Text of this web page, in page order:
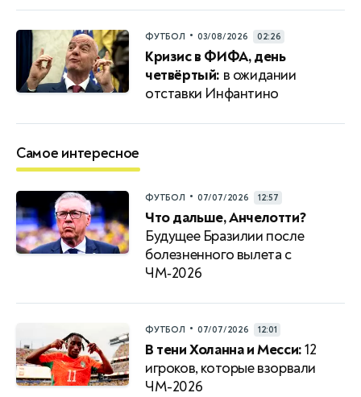
ФУТБОЛ • 03/08/2026 02:26
Кризис в ФИФА, день
четвёртый: в ожидании
отставки Инфантино
Самое интересное
ФУТБОЛ • 07/07/2026 12:57
Что дальше, Анчелотти?
Будущее Бразилии после
болезненного вылета с
ЧМ‑2026
ФУТБОЛ • 07/07/2026 12:01
В тени Холанна и Месси:12
игроков, которые взорвали
ЧМ-2026